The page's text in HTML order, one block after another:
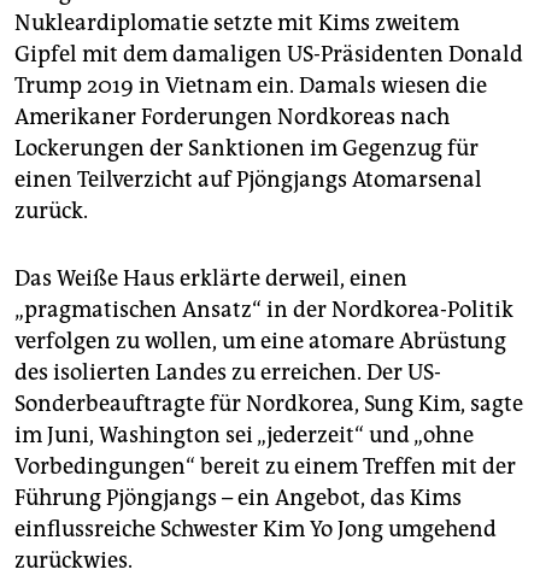
Nukleardiplomatie setzte mit Kims zweitem
Gipfel mit dem damaligen US-Präsidenten Donald
Trump 2019 in Vietnam ein. Damals wiesen die
Amerikaner Forderungen Nordkoreas nach
Lockerungen der Sanktionen im Gegenzug für
einen Teilverzicht auf Pjöngjangs Atomarsenal
zurück.
Das Weiße Haus erklärte derweil, einen
„pragmatischen Ansatz“ in der Nordkorea-Politik
verfolgen zu wollen, um eine atomare Abrüstung
des isolierten Landes zu erreichen. Der US-
Sonderbeauftragte für Nordkorea, Sung Kim, sagte
im Juni, Washington sei „jederzeit“ und „ohne
Vorbedingungen“ bereit zu einem Treffen mit der
Führung Pjöngjangs – ein Angebot, das Kims
einflussreiche Schwester Kim Yo Jong umgehend
zurückwies.